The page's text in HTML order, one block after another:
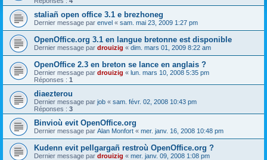
staliañ open office 3.1 e brezhoneg
Dernier message par envel « sam. mai 23, 2009 1:27 pm
OpenOffice.org 3.1 en langue bretonne est disponible
Dernier message par drouizig « dim. mars 01, 2009 8:22 am
OpenOffice 2.3 en breton se lance en anglais ?
Dernier message par drouizig « lun. mars 10, 2008 5:35 pm
Réponses : 1
diaezterou
Dernier message par job « sam. févr. 02, 2008 10:43 pm
Réponses : 3
Binvioù evit OpenOffice.org
Dernier message par Alan Monfort « mer. janv. 16, 2008 10:48 pm
Kudenn evit pellgargañ restroù OpenOffice.org ?
Dernier message par drouizig « mer. janv. 09, 2008 1:08 pm